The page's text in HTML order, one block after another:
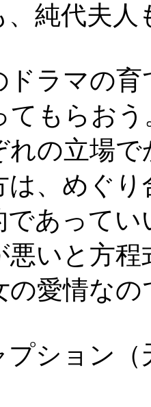
、純代夫
ドラマの
てもらお
れの立場
は、めぐ
であって
悪いと方
の愛情な
プション